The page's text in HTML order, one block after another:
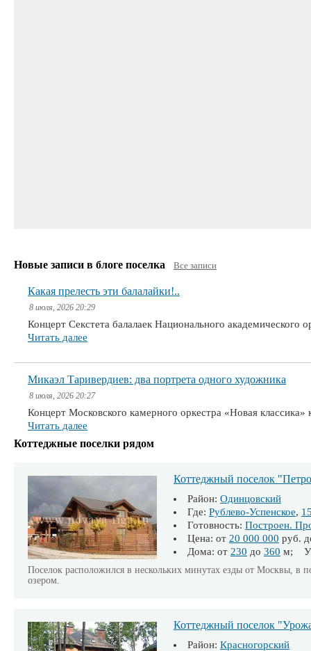
Новые записи в блоге поселка Все записи
Какая прелесть эти балалайки!..
8 июля, 2026 20:29
Концерт Секстета балалаек Национального академического
Читать далее
Микаэл Таривердиев: два портрета одного художника
8 июля, 2026 20:27
Концерт Московского камерного оркестра «Новая
Читать далее
Коттеджные поселки рядом
Коттеджный поселок
Район: Одинцовский
Где: Рублево-Успенское,
Готовность: Построен.
Цена: от 20 000 000 руб.
Дома: от 230 до 360 м;
Поселок расположился в нескольких минутах езды от Москвы, в
озером.
Коттеджный поселок
Район: Красногорский